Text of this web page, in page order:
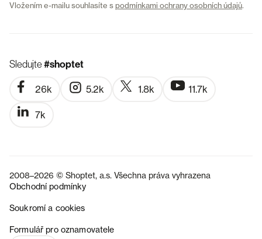
Vložením e-mailu souhlasíte spodmínkami ochrany osobních údajů.
Sledujte#shoptet
26k 5.2k 1.8k 11.7k
7k
2008–2026 © Shoptet, a.s. Všechna práva vyhrazena
Obchodní podmínky
Soukromí a cookies
Formulář pro oznamovatele